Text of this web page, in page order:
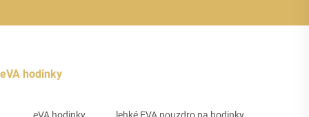
eVA hodinky